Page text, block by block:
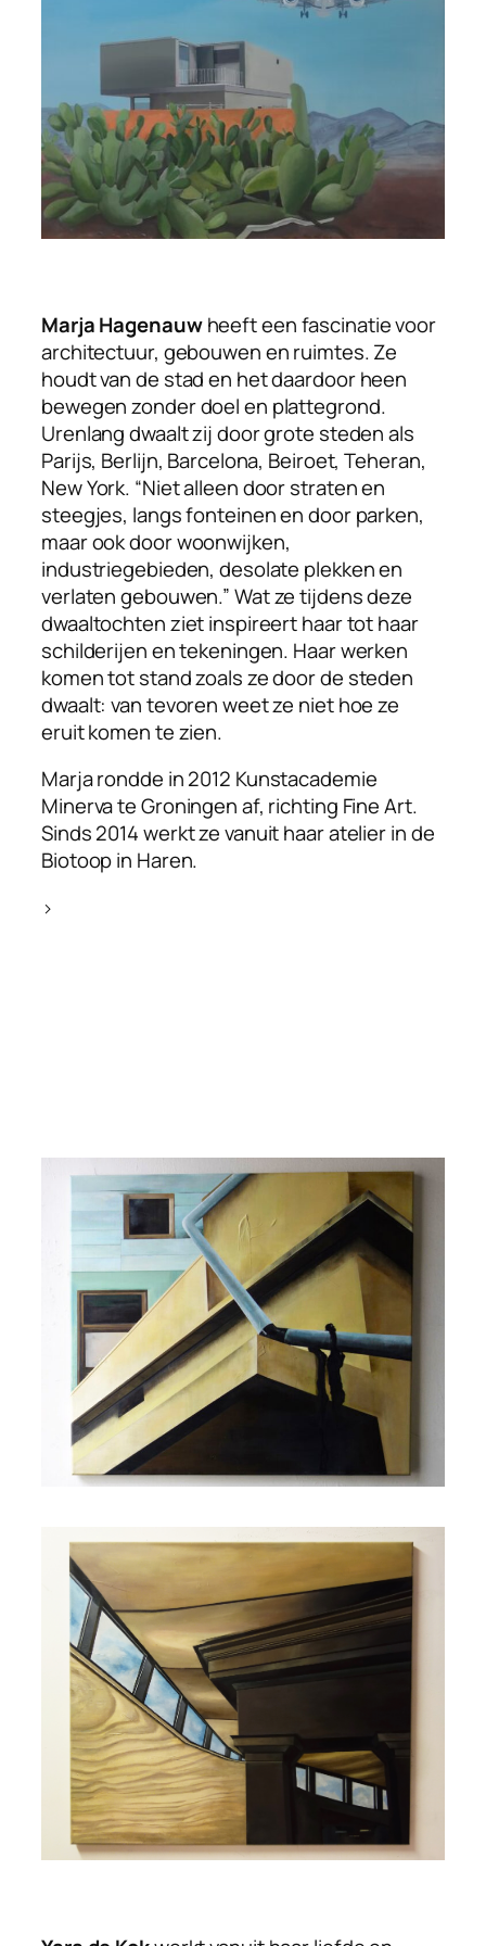
Marja Hagenauwheeft een fascinatie voor
architectuur, gebouwen en ruimtes. Ze
houdt van de stad en het daardoor heen
bewegen zonder doel en plattegrond.
Urenlang dwaalt zij door grote steden als
Parijs, Berlijn, Barcelona, Beiroet, Teheran,
New York. “Niet alleen door straten en
steegjes, langs fonteinen en door parken,
maar ook door woonwijken,
industriegebieden, desolate plekken en
verlaten gebouwen.” Wat ze tijdens deze
dwaaltochten ziet inspireert haar tot haar
schilderijen en tekeningen. Haar werken
komen tot stand zoals ze door de steden
dwaalt: van tevoren weet ze niet hoe ze
eruit komen te zien.
Marja rondde in 2012 Kunstacademie
Minerva te Groningen af, richting Fine Art.
Sinds 2014 werkt ze vanuit haar atelier in de
Biotoop in Haren.
>